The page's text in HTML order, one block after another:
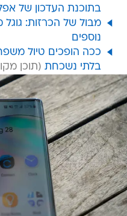
בתוכנת העדכון של
נוספים
ככה הופכים טיול
בלתי נשכחת